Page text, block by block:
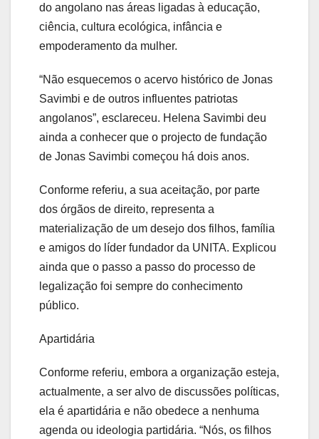
do angolano nas áreas ligadas à educação,
ciência, cultura ecológica, infância e
empoderamento da mulher.
“Não esquecemos o acervo histórico de Jonas
Savimbi e de outros influentes patriotas
angolanos”, esclareceu. Helena Savimbi deu
ainda a conhecer que o projecto de fundação
de Jonas Savimbi começou há dois anos.
Conforme referiu, a sua aceitação, por parte
dos órgãos de direito, representa a
materialização de um desejo dos filhos, família
e amigos do líder fundador da UNITA. Explicou
ainda que o passo a passo do processo de
legalização foi sempre do conhecimento
público.
Apartidária
Conforme referiu, embora a organização esteja,
actualmente, a ser alvo de discussões políticas,
ela é apartidária e não obedece a nenhuma
agenda ou ideologia partidária. “Nós, os filhos